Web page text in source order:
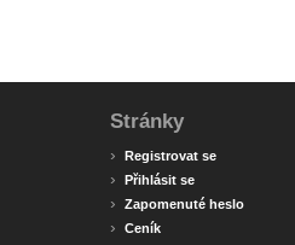
Stránky
› Registrovat se
› Přihlásit se
› Zapomenuté heslo
› Ceník